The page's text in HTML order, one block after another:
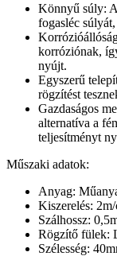
Könnyű súly:
fogasléc
korróziónak,
nyújt.
Egyszerű
rögzítést
Gazdaságos
alternatíva a
teljesítményt
Műszaki adatok:
Anyag:
Kiszerelés:
Szálhossz:
Rögzítő fülek:
Szélesség: